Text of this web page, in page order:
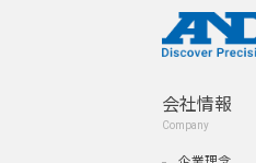
会社情報
Company